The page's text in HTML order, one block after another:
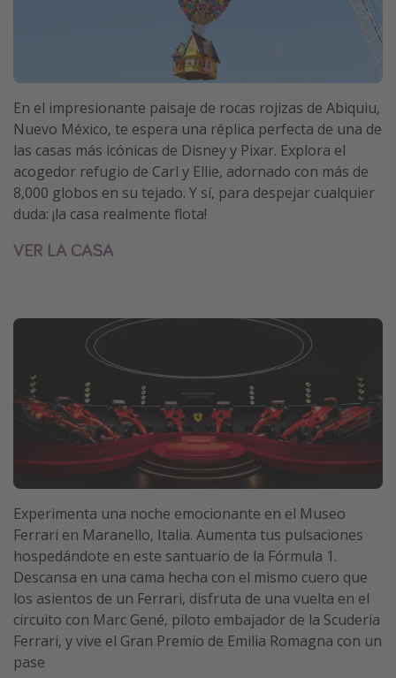
En el impresionante paisaje de rocas rojizas de Abiquiu,
Nuevo México, te espera una réplica perfecta de una de
las casas más icónicas de Disney y Pixar. Explora el
acogedor refugio de Carl y Ellie, adornado con más de
8,000 globos en su tejado. Y sí, para despejar cualquier
duda: ¡la casa realmente flota!
VER LA CASA
Experimenta una noche emocionante en el Museo
Ferrari en Maranello, Italia. Aumenta tus pulsaciones
hospedándote en este santuario de la Fórmula 1.
Descansa en una cama hecha con el mismo cuero que
los asientos de un Ferrari, disfruta de una vuelta en el
circuito con Marc Gené, piloto embajador de la Scuderia
Ferrari, y vive el Gran Premio de Emilia Romagna con un
pase